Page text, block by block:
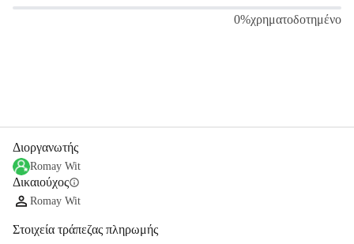
0%χρηματοδοτημένο
Διοργανωτής
Romay Wit
Δικαιούχοςinfo
Romay Wit
Στοιχεία τράπεζας πληρωμής